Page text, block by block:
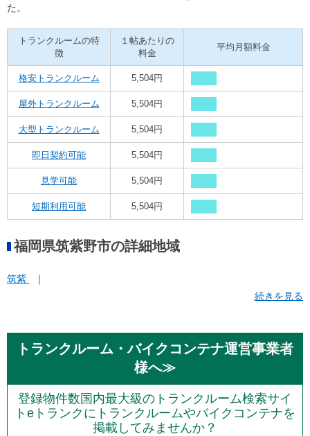
た。
トランクルームの特
徴
１帖あたりの
料金
平均月額料金
格安トランクルーム 5,504円
屋外トランクルーム 5,504円
大型トランクルーム 5,504円
即日契約可能 5,504円
見学可能 5,504円
短期利用可能 5,504円
福岡県筑紫野市の詳細地域
筑紫
続きを見る
トランクルーム・バイクコンテナ運営事業者
様へ≫
登録物件数国内最大級のトランクルーム検索サイ
トeトランクにトランクルームやバイクコンテナを
掲載してみませんか？